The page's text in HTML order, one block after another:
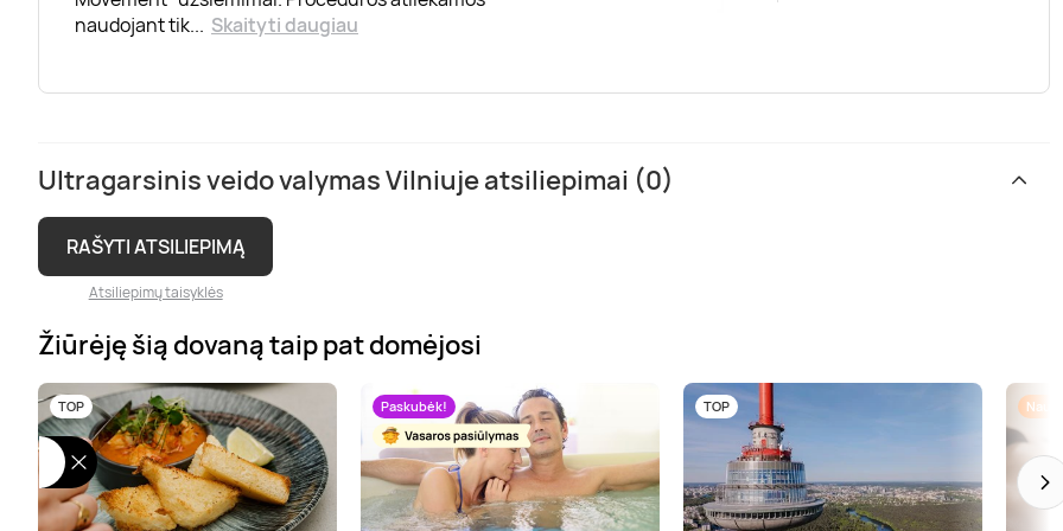
naudojant tik... Skaityti daugiau
Ultragarsinis veido valymas Vilniuje atsiliepimai (0)
RAŠYTI ATSILIEPIMĄ
Atsiliepimų taisyklės
Žiūrėję šią dovaną taip pat domėjosi
TOP Paskubėk! TOP